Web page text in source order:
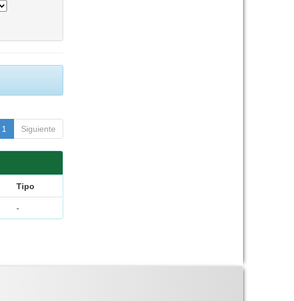
1 Siguiente
Tipo
-